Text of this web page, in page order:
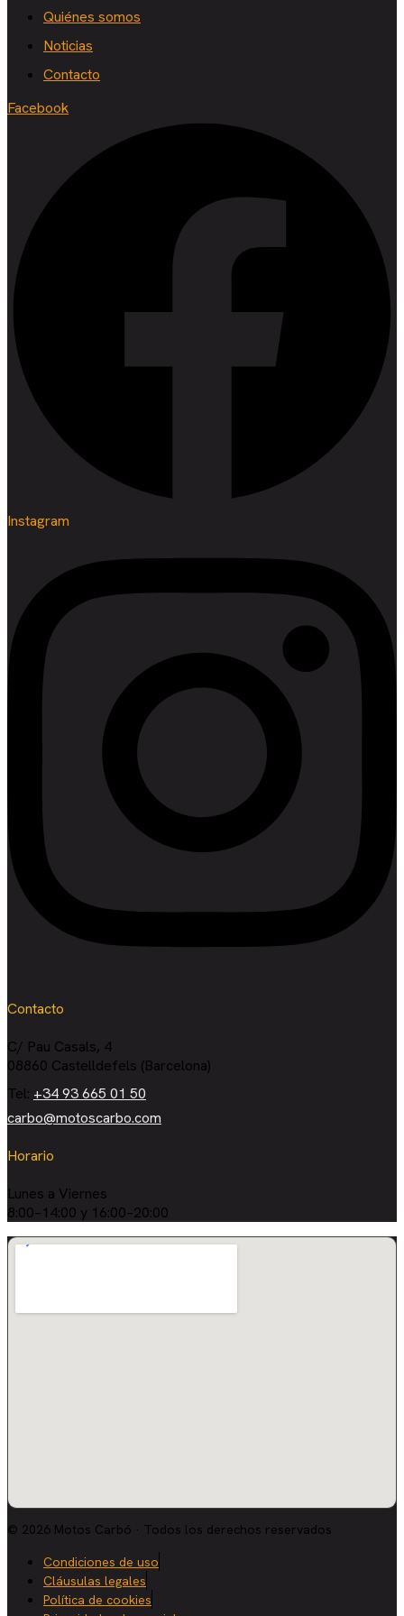
Quiénes somos
Noticias
Contacto
Facebook
Instagram
Contacto
C/ Pau Casals, 4
08860 Castelldefels (Barcelona)
Tel: +34 93 665 01 50
carbo@motoscarbo.com
Horario
Lunes a Viernes
8:00–14:00 y 16:00–20:00
© 2026 Motos Carbó · Todos los derechos reservados
Condiciones de uso
Cláusulas legales
Política de cookies